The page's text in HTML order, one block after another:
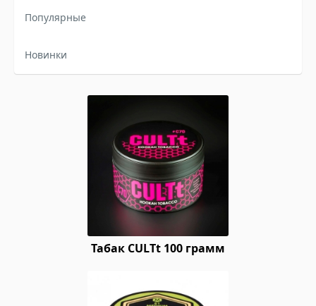
Популярные
Новинки
Табак CULTt 100 грамм